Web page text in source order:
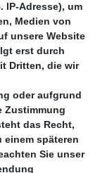
IP-Adresse), um
Medien von
unsere Website
erst durch
Dritten, die wir
oder aufgrund
Zustimmung
das Recht,
späteren
Sie unser